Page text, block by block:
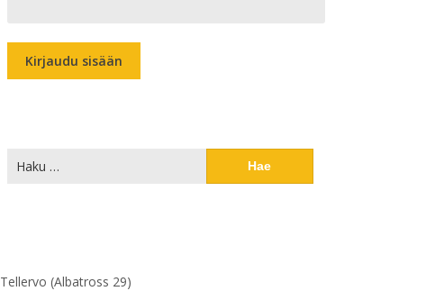
Haku:
Tellervo (Albatross 29)